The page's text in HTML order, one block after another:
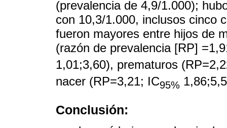
(prevalencia de 4,9/1.000);
con 10,3/1.000, inclusos cinco
fueron mayores entre hijos de
(razón de prevalencia [RP]
1,01;3,60), prematuros
nacer (RP=3,21; IC95%
Conclusión: